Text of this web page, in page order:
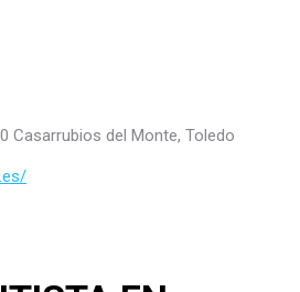
Casarrubios del Monte, Toledo